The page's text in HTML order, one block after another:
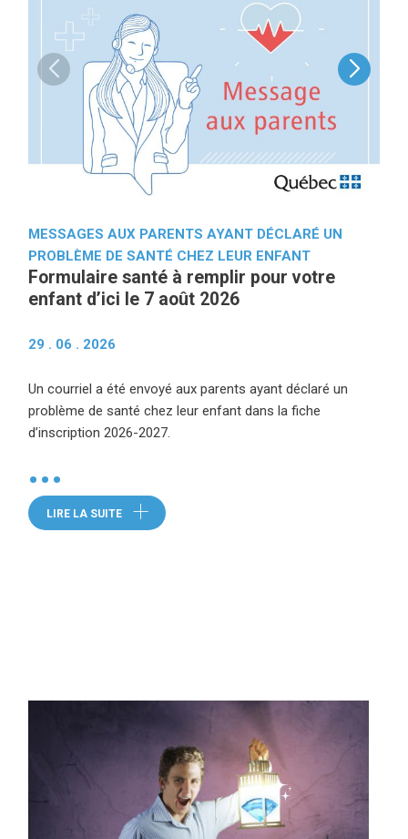
MESSAGES AUX PARENTS AYANT DÉCLARÉ UN
PROBLÈME DE SANTÉ CHEZ LEUR ENFANT
Formulaire santé à remplir pour votre
enfant d’ici le 7 août 2026
29 . 06 . 2026
Un courriel a été envoyé aux parents ayant déclaré un
problème de santé chez leur enfant dans la fiche
d’inscription 2026-2027.
•
LIRE LA SUITE